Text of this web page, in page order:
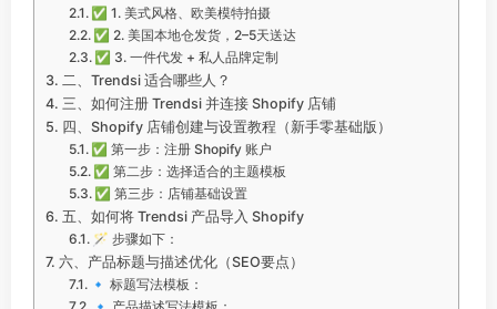
✅ 1. 美式风格、欧美模特拍摄
✅ 2. 美国本地仓发货，2–5天送达
✅ 3. 一件代发 + 私人品牌定制
二、Trendsi 适合哪些人？
三、如何注册 Trendsi 并连接 Shopify 店铺
四、Shopify 店铺创建与设置教程（新手零基础版）
✅ 第一步：注册 Shopify 账户
✅ 第二步：选择适合的主题模板
✅ 第三步：店铺基础设置
五、如何将 Trendsi 产品导入 Shopify
🪄 步骤如下：
六、产品标题与描述优化（SEO要点）
🔹 标题写法模板：